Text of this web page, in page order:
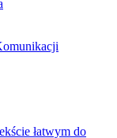
łatwym do